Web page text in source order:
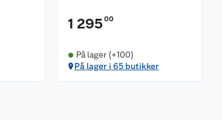
1 295 00
På lager (+100)
På lager i 65 butikker